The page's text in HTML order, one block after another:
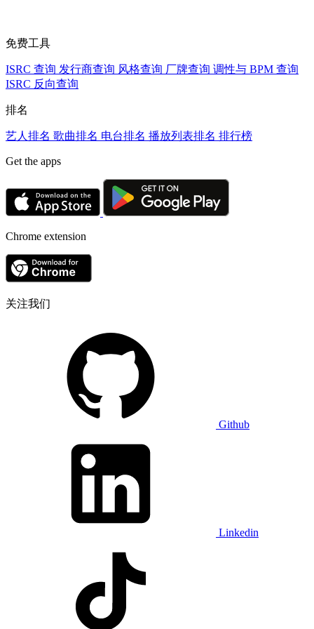
免费工具
ISRC 查询 发行商查询 风格查询 厂牌查询 调性与 BPM 查询
ISRC 反向查询
排名
艺人排名 歌曲排名 电台排名 播放列表排名 排行榜
Get the apps
Chrome extension
关注我们
Github
Linkedin